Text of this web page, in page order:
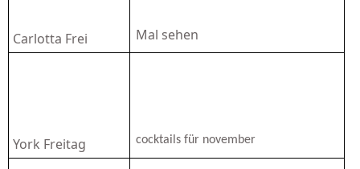
Carlotta Frei Mal sehen
York Freitag cocktails für november